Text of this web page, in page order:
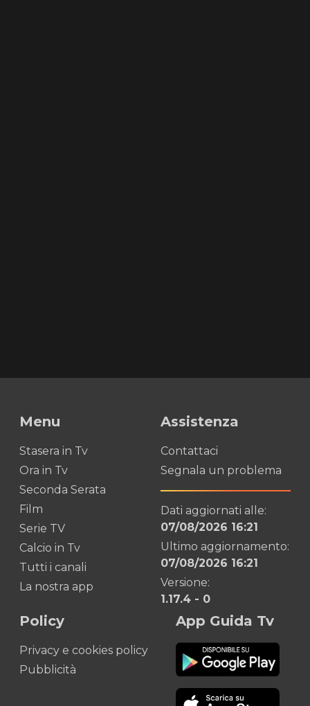
Menu
Stasera in Tv
Ora in Tv
Seconda Serata
Film
Serie TV
Calcio in Tv
Tutti i canali
La nostra app
Assistenza
Contattaci
Segnala un problema
Dati aggiornati alle:
07/08/2026 16:21
Ultimo aggiornamento:
07/08/2026 16:21
Versione:
1.17.4 - 0
Policy
Privacy e cookies policy
Pubblicità
App Guida Tv